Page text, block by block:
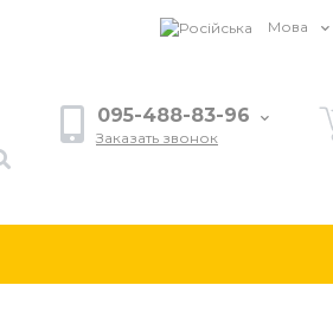
Мова
095-488-83-96
Заказать звонок